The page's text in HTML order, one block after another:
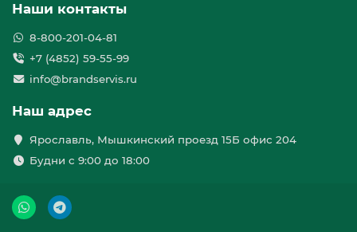
Наши контакты
8-800-201-04-81
+7 (4852) 59-55-99
info@brandservis.ru
Наш адрес
Ярославль, Мышкинский проезд 15Б офис 204
Будни с 9:00 до 18:00